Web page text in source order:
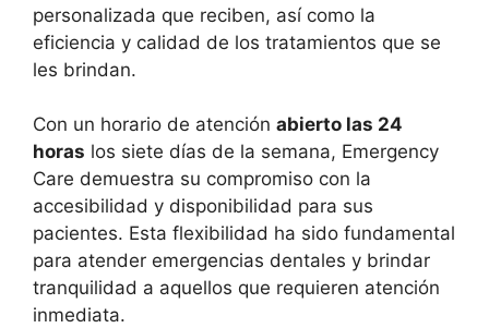
personalizada que reciben, así como la
eficiencia y calidad de los tratamientos que se
les brindan.
Con un horario de atención abierto las 24
horas los siete días de la semana, Emergency
Care demuestra su compromiso con la
accesibilidad y disponibilidad para sus
pacientes. Esta flexibilidad ha sido fundamental
para atender emergencias dentales y brindar
tranquilidad a aquellos que requieren atención
inmediata.